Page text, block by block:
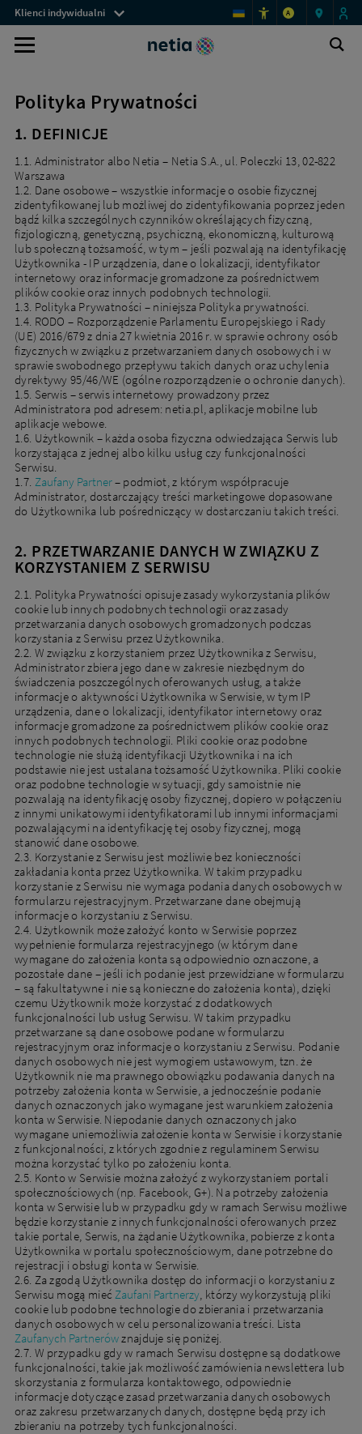
Polityka
prywatności
Netia
Menu
przestrzeni
klienckich
Klienci indywidualni A
Wybierz
z
i
skontaktuj
się
z
nami,
aby
go
zrealizować.
Wyszukiwarka
główna
Polityka Prywatności
1. DEFINICJE
1.1. Administrator albo Netia – Netia S.A., ul. Poleczki 13, 02-822
Warszawa
1.2. Dane osobowe – wszystkie informacje o osobie fizycznej
zidentyfikowanej lub możliwej do zidentyfikowania poprzez jeden
bądź kilka szczególnych czynników określających fizyczną,
fizjologiczną, genetyczną, psychiczną, ekonomiczną, kulturową
lub społeczną tożsamość, w tym – jeśli pozwalają na identyfikację
Użytkownika - IP urządzenia, dane o lokalizacji, identyfikator
internetowy oraz informacje gromadzone za pośrednictwem
plików cookie oraz innych podobnych technologii.
1.3. Polityka Prywatności – niniejsza Polityka prywatności.
1.4. RODO – Rozporządzenie Parlamentu Europejskiego i Rady
(UE) 2016/679 z dnia 27 kwietnia 2016 r. w sprawie ochrony osób
fizycznych w związku z przetwarzaniem danych osobowych i w
sprawie swobodnego przepływu takich danych oraz uchylenia
dyrektywy 95/46/WE (ogólne rozporządzenie o ochronie danych).
1.5. Serwis – serwis internetowy prowadzony przez
Administratora pod adresem: netia.pl, aplikacje mobilne lub
aplikacje webowe.
1.6. Użytkownik – każda osoba fizyczna odwiedzająca Serwis lub
korzystająca z jednej albo kilku usług czy funkcjonalności
Serwisu.
1.7. Zaufany Partner– podmiot, z którym współpracuje
Administrator, dostarczający treści marketingowe dopasowane
do Użytkownika lub pośredniczący w dostarczaniu takich treści.
2. PRZETWARZANIE DANYCH W ZWIĄZKU Z
KORZYSTANIEM Z SERWISU
2.1. Polityka Prywatności opisuje zasady wykorzystania plików
cookie lub innych podobnych technologii oraz zasady
przetwarzania danych osobowych gromadzonych podczas
korzystania z Serwisu przez Użytkownika.
2.2. W związku z korzystaniem przez Użytkownika z Serwisu,
Administrator zbiera jego dane w zakresie niezbędnym do
świadczenia poszczególnych oferowanych usług, a także
informacje o aktywności Użytkownika w Serwisie, w tym IP
urządzenia, dane o lokalizacji, identyfikator internetowy oraz
informacje gromadzone za pośrednictwem plików cookie oraz
innych podobnych technologii. Pliki cookie oraz podobne
technologie nie służą identyfikacji Użytkownika i na ich
podstawie nie jest ustalana tożsamość Użytkownika. Pliki cookie
oraz podobne technologie w sytuacji, gdy samoistnie nie
pozwalają na identyfikację osoby fizycznej, dopiero w połączeniu
z innymi unikatowymi identyfikatorami lub innymi informacjami
pozwalającymi na identyfikację tej osoby fizycznej, mogą
stanowić dane osobowe.
2.3. Korzystanie z Serwisu jest możliwie bez konieczności
zakładania konta przez Użytkownika. W takim przypadku
korzystanie z Serwisu nie wymaga podania danych osobowych w
formularzu rejestracyjnym. Przetwarzane dane obejmują
informacje o korzystaniu z Serwisu.
2.4. Użytkownik może założyć konto w Serwisie poprzez
wypełnienie formularza rejestracyjnego (w którym dane
wymagane do założenia konta są odpowiednio oznaczone, a
pozostałe dane – jeśli ich podanie jest przewidziane w formularzu
– są fakultatywne i nie są konieczne do założenia konta), dzięki
czemu Użytkownik może korzystać z dodatkowych
funkcjonalności lub usług Serwisu. W takim przypadku
przetwarzane są dane osobowe podane w formularzu
rejestracyjnym oraz informacje o korzystaniu z Serwisu. Podanie
danych osobowych nie jest wymogiem ustawowym, tzn. że
Użytkownik nie ma prawnego obowiązku podawania danych na
potrzeby założenia konta w Serwisie, a jednocześnie podanie
danych oznaczonych jako wymagane jest warunkiem założenia
konta w Serwisie. Niepodanie danych oznaczonych jako
wymagane uniemożliwia założenie konta w Serwisie i korzystanie
z funkcjonalności, z których zgodnie z regulaminem Serwisu
można korzystać tylko po założeniu konta.
2.5. Konto w Serwisie można założyć z wykorzystaniem portali
społecznościowych (np. Facebook, G+). Na potrzeby założenia
konta w Serwisie lub w przypadku gdy w ramach Serwisu możliwe
będzie korzystanie z innych funkcjonalności oferowanych przez
takie portale, Serwis, na żądanie Użytkownika, pobierze z konta
Użytkownika w portalu społecznościowym, dane potrzebne do
rejestracji i obsługi konta w Serwisie.
2.6. Za zgodą Użytkownika dostęp do informacji o korzystaniu z
Serwisu mogą miećZaufani Partnerzy, którzy wykorzystują pliki
cookie lub podobne technologie do zbierania i przetwarzania
danych osobowych w celu personalizowania treści. Lista
Zaufanych Partnerówznajduje się poniżej.
2.7. W przypadku gdy w ramach Serwisu dostępne są dodatkowe
funkcjonalności, takie jak możliwość zamówienia newslettera lub
skorzystania z formularza kontaktowego, odpowiednie
informacje dotyczące zasad przetwarzania danych osobowych
oraz zakresu przetwarzanych danych, dostępne będą przy ich
zbieraniu na potrzeby tych funkcjonalności.